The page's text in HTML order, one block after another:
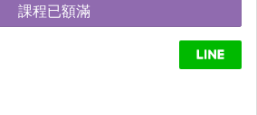
課程已額滿